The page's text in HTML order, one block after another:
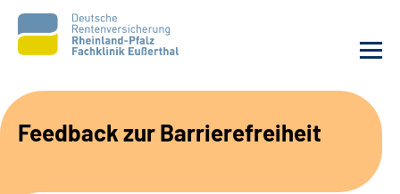
Feedback zur Barrierefreiheit